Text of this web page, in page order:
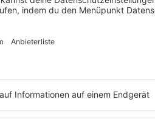
erforderlich ist
werden müssen
Diese Optionen
überlegen, welche Art von
folgende Lösungen zur Verfügung: